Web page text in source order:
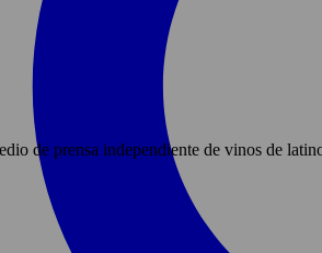
de prensa independiente de vinos de